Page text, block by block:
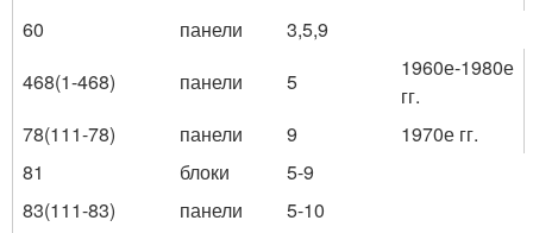
60
панели
3,5,9
468(1-468)
панели 5
1960е-1980е
гг.
78(111-78)
панели 9
1970е гг.
81
блоки
5-9
83(111-83)
панели
5-10